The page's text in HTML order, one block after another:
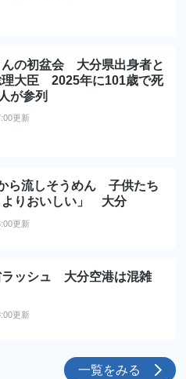
んの初盆会 大分県出身者と
理大臣 2025年に101歳で死
が参列
更新
ら流しそうめん 子供たち
よりおいしい」 大分
更新
ラッシュ 大分空港は混雑
更新
一覧をみる